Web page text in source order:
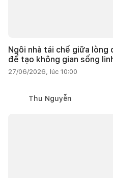
Ngôi nhà tái chế giữa
để tạo không gian sống
27/06/2026, lúc 10:00
Thu Nguyễn